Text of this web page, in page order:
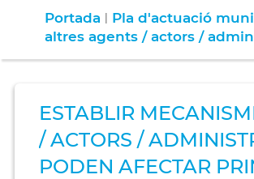
Portada | Pla d'actuació
altres agents / actors /
ESTABLIR
/ ACTORS /
PODEN AFECTAR